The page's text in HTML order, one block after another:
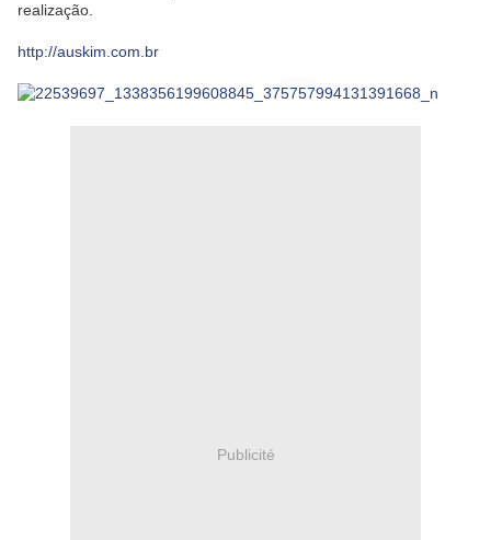
realização.
http://auskim.com.br
Publicité